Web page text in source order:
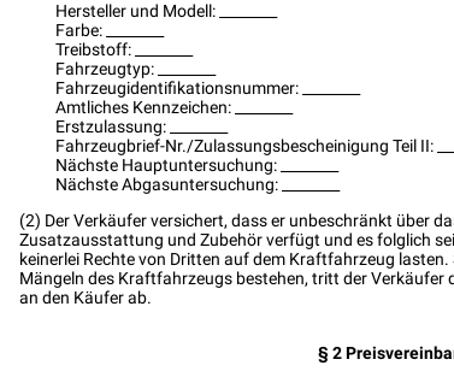
Hersteller und Modell:
Farbe:
Treibstoff:
Fahrzeugtyp:
Fahrzeugidentifikationsnummer:
Amtliches Kennzeichen:
Erstzulassung:
Fahrzeugbrief-Nr./Zulassungsbescheinigung Teil II:
Nächste Hauptuntersuchung:
Nächste Abgasuntersuchung:
(2) Der Verkäufer versichert, dass er unbeschränkt über
Zusatzausstattung und Zubehör verfügt und es folglich
keinerlei Rechte von Dritten auf dem Kraftfahrzeug
Mängeln des Kraftfahrzeugs bestehen, tritt der
an den Käufer ab.
§ 2